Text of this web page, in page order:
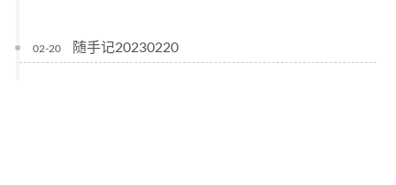
02-20 随手记20230220